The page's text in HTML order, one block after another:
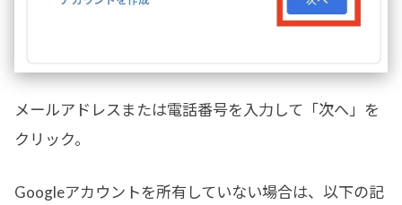
メールアドレスまたは電話番号を入力して「次へ」を
クリック。
Googleアカウントを所有していない場合は、以下の記